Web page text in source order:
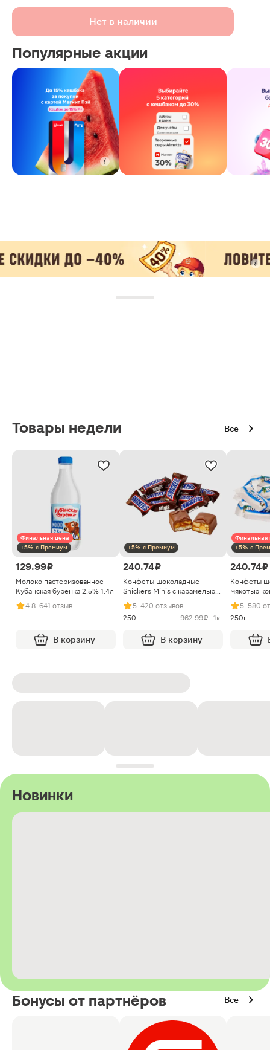
Нет в наличии
Популярные акции
Товары недели Все
Финальная цена
+5% с Премиум
129.99 ₽
Молоко пастеризованное
Кубанская буренка 2.5% 1.4л
4.8· 641 отзыв
В корзину
+5% с Премиум
240.74 ₽
Конфеты шоколадные
Snickers Minis с карамелью
арахисом и нугой
5· 420 отзывов
250г
962.99 ₽ · 1кг
В корзину
Финальная
+5% с
240.74 ₽
Конфеты
мякотью
5· 580
250г
Новинки
Бонусы от партнёров Все